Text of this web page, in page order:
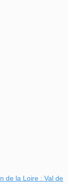
de la Loire : Val de